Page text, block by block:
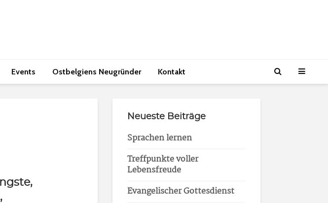
Events Ostbelgiens Neugründer Kontakt
Neueste Beiträge
Sprachen lernen
Treffpunkte voller
Lebensfreude
Evangelischer Gottesdienst